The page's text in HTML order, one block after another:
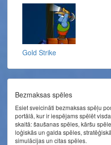
Gold Strike
Bezmaksas spēles
Esiet sveicināti bezmaksas spēļu
portālā, kur ir iespējams spēlēt
skaitā: šaušanas spēles, kāršu
loģiskās un galda spēles,
simulācijas un citas spēles.